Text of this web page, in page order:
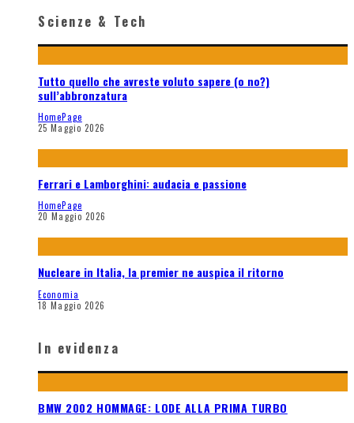
Scienze & Tech
Tutto quello che avreste voluto sapere (o no?)
sull’abbronzatura
HomePage
25 Maggio 2026
Ferrari e Lamborghini: audacia e passione
HomePage
20 Maggio 2026
Nucleare in Italia, la premier ne auspica il ritorno
Economia
18 Maggio 2026
In evidenza
BMW 2002 HOMMAGE: LODE ALLA PRIMA TURBO